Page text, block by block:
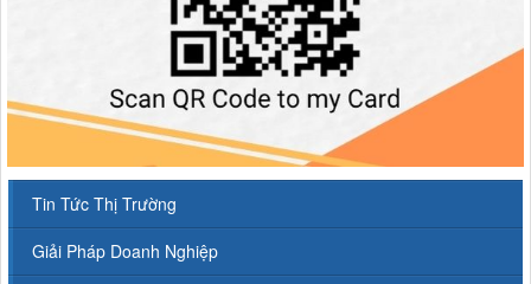
Tin Tức Thị Trường
Giải Pháp Doanh Nghiệp